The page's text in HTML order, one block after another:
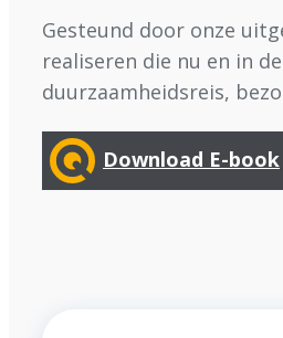
Gesteund door onze
realiseren die nu en in
duurzaamheidsreis,
Download E-book